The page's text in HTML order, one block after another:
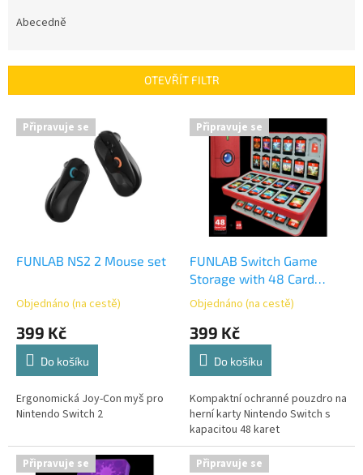
r
Abecedně
OTEVŘÍT FILTR
V Připravuje se
FUNLAB NS2 2 Mouse set
Objednáno (na cestě)
399 Kč
Do košíku
Ergonomická Joy-Con myš pro
Nintendo Switch 2
Připravuje se
FUNLAB Switch Game
Storage with 48 Card
Slots Red
Objednáno (na cestě)
399 Kč
Do košíku
Kompaktní ochranné pouzdro na
herní karty Nintendo Switch s
kapacitou 48 karet
Připravuje se Připravuje se